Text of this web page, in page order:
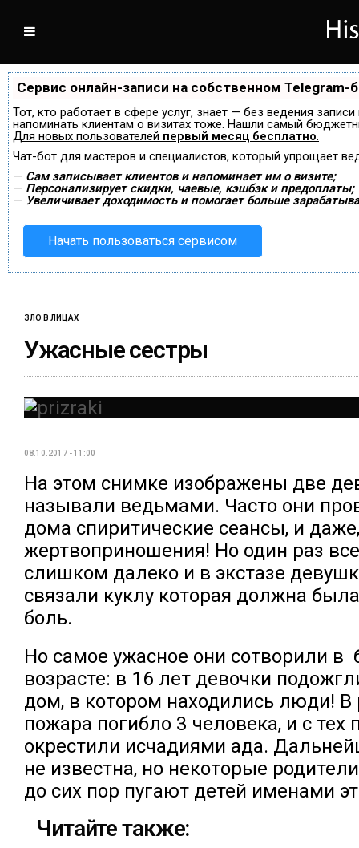
Сервис онлайн-записи на собственном Telegram-
Тот, кто работает в сфере услуг, знает — без ведения
напоминать клиентам о визитах тоже. Нашли самый
Для новых пользователей первый месяц бесплатно.
Чат-бот для мастеров и специалистов, который упрощает
— Сам записывает клиентов и напоминает им о визите;
— Персонализирует скидки, чаевые, кэшбэк и предоплаты;
— Увеличивает доходимость и помогает больше
Начать пользоваться сервисом
ЗЛО В ЛИЦАХ
Ужасные сестры
08.10.2017 - 11:00
На этом снимке изображены две
называли ведьмами. Часто они
дома спиритические сеансы, и даже,
жертвоприношения! Но один раз
слишком далеко и в экстазе
связали куклу которая должна
боль.
Но самое ужасное они сотворили в
возрасте: в 16 лет девочки
дом, в котором находились люди! В
пожара погибло 3 человека, и с тех
окрестили исчадиями ада.
не известна, но некоторые
до сих пор пугают детей именами
Читайте также: